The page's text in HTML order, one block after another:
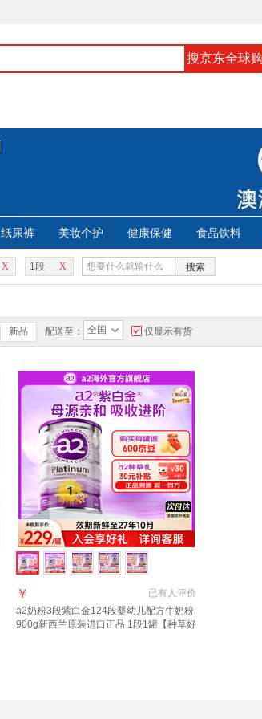
搜京东全球购
纸尿裤 美妆个护 健康保健 食品饮料
X X
1段 搜索
新品 配送至： 全国 仅显示有货
已有人评价
￥
a2奶粉3段紫白金124段婴幼儿配方牛奶粉
900g新西兰原装进口正品 1段1罐【种草好